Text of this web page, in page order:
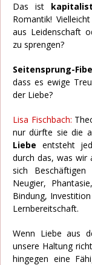
Das ist
Romantik!
aus Leidenschaft
zu sprengen?
Seitensprung-
dass es ewige
der Liebe?
Lisa Fischbach:
nur dürfte sie die
Liebe entsteht
durch das, was wir
sich
Neugier,
Bindung,
Lernbereitschaft.
Wenn Liebe aus
unsere Haltung
hingegen eine